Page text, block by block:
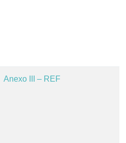
Anexo III – REF